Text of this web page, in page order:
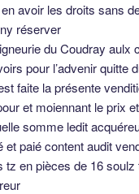
avoir les droits sans
réserver
du Coudray aulx
pour l’advenir quitte
faite la présente
et moiennant le prix
somme ledit
paié content audit
tz en pièces de 16 soulz